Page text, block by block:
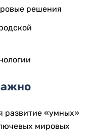
решения
развитие «умных»
мировых